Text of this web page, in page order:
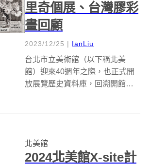
里奇個展、台灣膠彩
畫回顧
2023/12/25 | IanLiu
台北市立美術館（以下稱北美
館）迎來40週年之際，也正式開
放展覽歷史資料庫，回溯開館第
究展與新型態線上計畫，持續促
發藝術發展之動...
北美館
2024北美館X-site計